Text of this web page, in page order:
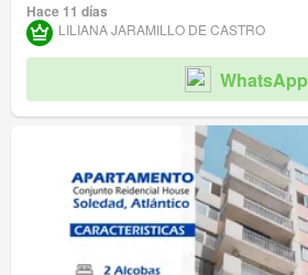
Hace 11 días
LILIANA JARAMILLO DE CASTRO
WhatsApp